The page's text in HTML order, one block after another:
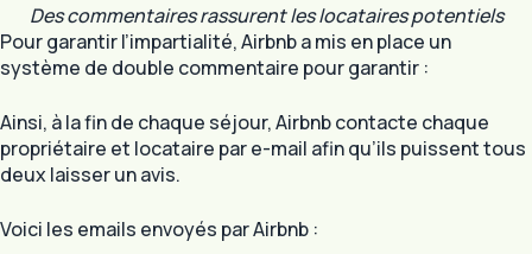
Des commentaires rassurent les locataires potentiels
Pour garantir l’impartialité, Airbnb a mis en place un
système de double commentaire pour garantir :
Ainsi, à la fin de chaque séjour, Airbnb contacte chaque
propriétaire et locataire par e-mail afin qu’ils puissent tous
deux laisser un avis.
Voici les emails envoyés par Airbnb :